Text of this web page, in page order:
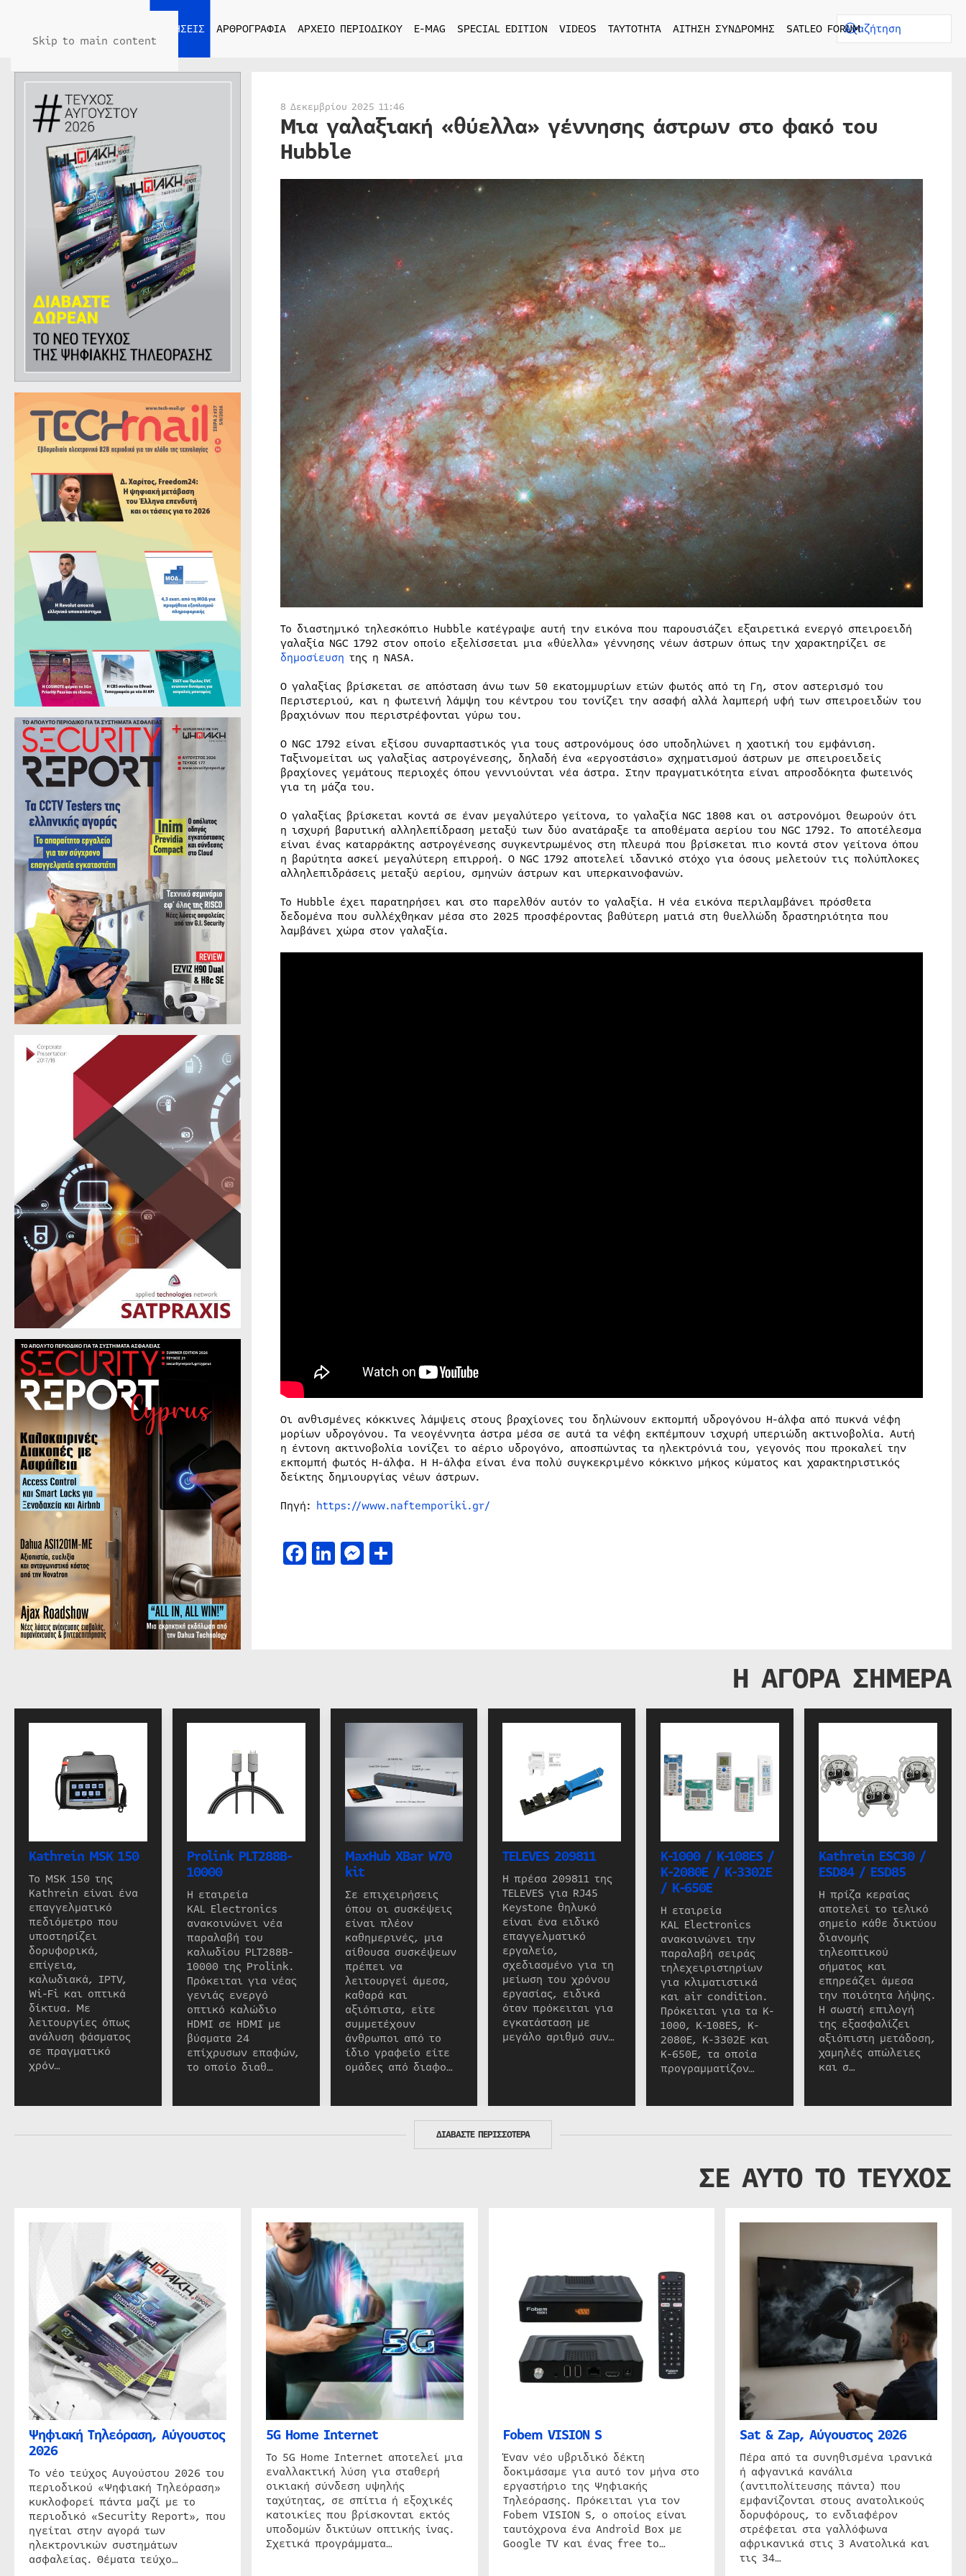
Skip to main content
ΕΙΔΗΣΕΙΣ ΑΡΘΡΟΓΡΑΦΙΑ ΑΡΧΕΙΟ ΠΕΡΙΟΔΙΚΟΥ E-MAG SPECIAL EDITION VIDEOS ΤΑΥΤΟΤΗΤΑ ΑΙΤΗΣΗ ΣΥΝΔΡΟΜΗΣ SATLEO FORUM
8 Δεκεμβρίου 2025 11:46
Μια γαλαξιακή «θύελλα» γέννησης άστρων στο φακό του
Hubble
Το διαστημικό τηλεσκόπιο Hubble κατέγραψε αυτή την εικόνα που παρουσιάζει εξαιρετικά ενεργό σπειροειδή
γαλαξία NGC 1792 στον οποίο εξελίσσεται μια «θύελλα» γέννησης νέων άστρων όπως την χαρακτηρίζει σε
δημοσίευση της η NASA.
Ο γαλαξίας βρίσκεται σε απόσταση άνω των 50 εκατομμυρίων ετών φωτός από τη Γη, στον αστερισμό του
Περιστεριού, και η φωτεινή λάμψη του κέντρου του τονίζει την ασαφή αλλά λαμπερή υφή των σπειροειδών του
βραχιόνων που περιστρέφονται γύρω του.
Ο NGC 1792 είναι εξίσου συναρπαστικός για τους αστρονόμους όσο υποδηλώνει η χαοτική του εμφάνιση.
Ταξινομείται ως γαλαξίας αστρογένεσης, δηλαδή ένα «εργοστάσιο» σχηματισμού άστρων με σπειροειδείς
βραχίονες γεμάτους περιοχές όπου γεννιούνται νέα άστρα. Στην πραγματικότητα είναι απροσδόκητα φωτεινός
για τη μάζα του.
Ο γαλαξίας βρίσκεται κοντά σε έναν μεγαλύτερο γείτονα, το γαλαξία NGC 1808 και οι αστρονόμοι θεωρούν ότι
η ισχυρή βαρυτική αλληλεπίδραση μεταξύ των δύο ανατάραξε τα αποθέματα αερίου του NGC 1792. Το αποτέλεσμα
είναι ένας καταρράκτης αστρογένεσης συγκεντρωμένος στη πλευρά που βρίσκεται πιο κοντά στον γείτονα όπου
η βαρύτητα ασκεί μεγαλύτερη επιρροή. Ο NGC 1792 αποτελεί ιδανικό στόχο για όσους μελετούν τις πολύπλοκες
αλληλεπιδράσεις μεταξύ αερίου, σμηνών άστρων και υπερκαινοφανών.
Το Hubble έχει παρατηρήσει και στο παρελθόν αυτόν το γαλαξία. Η νέα εικόνα περιλαμβάνει πρόσθετα
δεδομένα που συλλέχθηκαν μέσα στο 2025 προσφέροντας βαθύτερη ματιά στη θυελλώδη δραστηριότητα που
λαμβάνει χώρα στον γαλαξία.
Οι ανθισμένες κόκκινες λάμψεις στους βραχίονες του δηλώνουν εκπομπή υδρογόνου Η-άλφα από πυκνά νέφη
μορίων υδρογόνου. Τα νεογέννητα άστρα μέσα σε αυτά τα νέφη εκπέμπουν ισχυρή υπεριώδη ακτινοβολία. Αυτή
η έντονη ακτινοβολία ιονίζει το αέριο υδρογόνο, αποσπώντας τα ηλεκτρόνιά του, γεγονός που προκαλεί την
εκπομπή φωτός Η-άλφα. Η Η-άλφα είναι ένα πολύ συγκεκριμένο κόκκινο μήκος κύματος και χαρακτηριστικός
δείκτης δημιουργίας νέων άστρων.
Πηγή: https://www.naftemporiki.gr/
Facebook
LinkedIn
Messenger
Μοιραστείτε
Η ΑΓΟΡΑ ΣΗΜΕΡΑ
Kathrein MSK 150
Το MSK 150 της
Kathrein είναι ένα
επαγγελματικό
πεδιόμετρο που
υποστηρίζει
δορυφορικά,
επίγεια,
καλωδιακά, IPTV,
Wi-Fi και οπτικά
δίκτυα. Με
λειτουργίες όπως
ανάλυση φάσματος
σε πραγματικό
χρόν…
Prolink PLT288B-
10000
Η εταιρεία
KAL Electronics
ανακοινώνει νέα
παραλαβή του
καλωδίου PLT288B-
10000 της Prolink.
Πρόκειται για νέας
γενιάς ενεργό
οπτικό καλώδιο
HDMI σε HDMI με
βύσματα 24
επίχρυσων επαφών,
το οποίο διαθ…
MaxHub XBar W70
kit
Σε επιχειρήσεις
όπου οι συσκέψεις
είναι πλέον
καθημερινές, μια
αίθουσα συσκέψεων
πρέπει να
λειτουργεί άμεσα,
καθαρά και
αξιόπιστα, είτε
συμμετέχουν
άνθρωποι από το
ίδιο γραφείο είτε
ομάδες από διαφο…
TELEVES 209811
Η πρέσα 209811 της
TELEVES για RJ45
Keystone θηλυκό
είναι ένα ειδικό
επαγγελματικό
εργαλείο,
σχεδιασμένο για τη
μείωση του χρόνου
εργασίας, ειδικά
όταν πρόκειται για
εγκατάσταση με
μεγάλο αριθμό συν…
K-1000 / K-108ES /
K-2080E / K-3302E
/ K-650E
Η εταιρεία
KAL Electronics
ανακοινώνει την
παραλαβή σειράς
τηλεχειριστηρίων
για κλιματιστικά
και air condition.
Πρόκειται για τα K-
1000, K-108ES, K-
2080E, K-3302E και
K-650E, τα οποία
προγραμματίζον…
Kathrein ESC30 /
ESD84 / ESD85
Η πρίζα κεραίας
αποτελεί το τελικό
σημείο κάθε δικτύου
διανομής
τηλεοπτικού
σήματος και
επηρεάζει άμεσα
την ποιότητα λήψης.
Η σωστή επιλογή
της εξασφαλίζει
αξιόπιστη μετάδοση,
χαμηλές απώλειες
και σ…
ΔΙΑΒΑΣΤΕ ΠΕΡΙΣΣΟΤΕΡΑ
ΣΕ ΑΥΤΟ ΤΟ ΤΕΥΧΟΣ
Ψηφιακή Τηλεόραση, Αύγουστος
2026
Το νέο τεύχος Αυγούστου 2026 του
περιοδικού «Ψηφιακή Τηλεόραση»
κυκλοφορεί πάντα μαζί με το
περιοδικό «Security Report», που
ηγείται στην αγορά των
ηλεκτρονικών συστημάτων
ασφαλείας. Θέματα τεύχο…
5G Home Internet
Το 5G Home Internet αποτελεί μια
εναλλακτική λύση για σταθερή
οικιακή σύνδεση υψηλής
ταχύτητας, σε σπίτια ή εξοχικές
κατοικίες που βρίσκονται εκτός
υποδομών δικτύων οπτικής ίνας.
Σχετικά προγράμματα…
Fobem VISION S
Έναν νέο υβριδικό δέκτη
δοκιμάσαμε για αυτό τον μήνα στο
εργαστήριο της Ψηφιακής
Τηλεόρασης. Πρόκειται για τον
Fobem VISION S, ο οποίος είναι
ταυτόχρονα ένα Android Box με
Google TV και ένας free to…
Sat & Zap, Αύγουστος 2026
Πέρα από τα συνηθισμένα ιρανικά
ή αφγανικά κανάλια
(αντιπολίτευσης πάντα) που
εμφανίζονται στους ανατολικούς
δορυφόρους, το ενδιαφέρον
στρέφεται στα γαλλόφωνα
αφρικανικά στις 3 Ανατολικά και
τις 34…